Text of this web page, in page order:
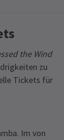
the Wind
zu
Tickets für
Im von